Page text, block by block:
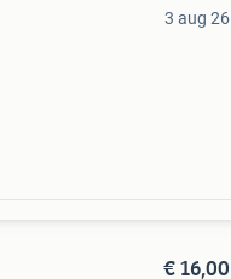
3 aug 26
€ 16,00